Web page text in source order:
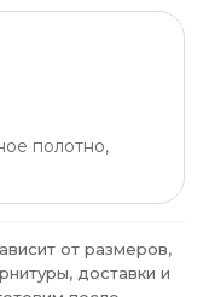
полотно,
от размеров,
доставки и